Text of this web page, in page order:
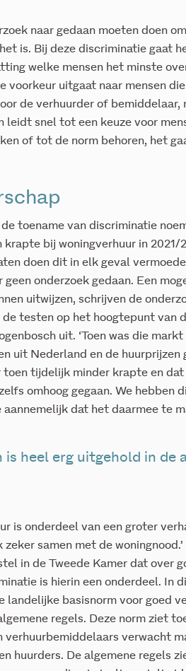
naar gedaan moeten doen
is. Bij deze discriminatie gaat
welke mensen het minste
voorkeur uitgaat naar mensen
de verhuurder of bemiddelaar,
leidt snel tot een keuze voor
of tot de norm behoren, het
toename van discriminatie
krapte bij woningverhuur in 2021/
doen dit in elk geval
onderzoek gedaan. Een
uitwijzen, schrijven de
testen op het hoogtepunt van
uit. ‘Toen was die markt
uit Nederland en de huurprijzen
tijdelijk minder krapte en dat
omhoog gegaan. We hebben
dat het daarmee te
is heel erg uitgehold in de
is onderdeel van een groter
zeker samen met de
in de Tweede Kamer dat over
is hierin een onderdeel. In
landelijke basisnorm voor goed
regels. Deze norm ziet
verhuurbemiddelaars verwacht
huurders. De algemene regels